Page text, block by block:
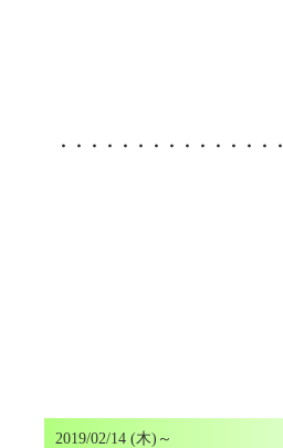
・・・・・・・・・・・・・・・
2019/02/14 (木)～